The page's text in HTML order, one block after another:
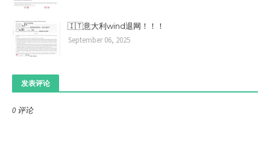
2. 用户必须在促销期间入网，并成功开通“一卡多号”
务。
🇮🇹意大利wind退网！！！
September 06, 2025
发表评论
0 评论